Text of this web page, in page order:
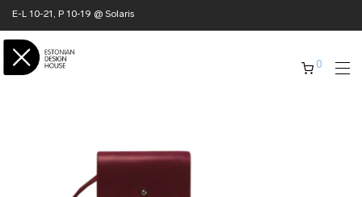
E-L 10-21, P 10-19 @ Solaris
0